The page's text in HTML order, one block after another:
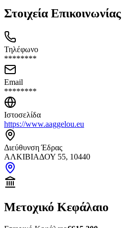
Στοιχεία Επικοινωνίας
Τηλέφωνο
********
Email
********
Ιστοσελίδα
https://www.aaggelou.eu
Διεύθυνση Έδρας
ΑΛΚΙΒΙΑΔΟΥ 55, 10440
Μετοχικό Κεφάλαιο